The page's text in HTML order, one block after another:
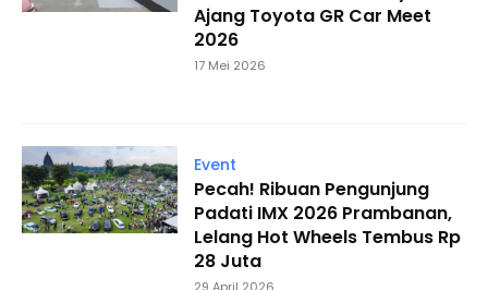
Ajang Toyota GR Car Meet
2026
17 Mei 2026
Event
Pecah! Ribuan Pengunjung
Padati IMX 2026 Prambanan,
Lelang Hot Wheels Tembus Rp
28 Juta